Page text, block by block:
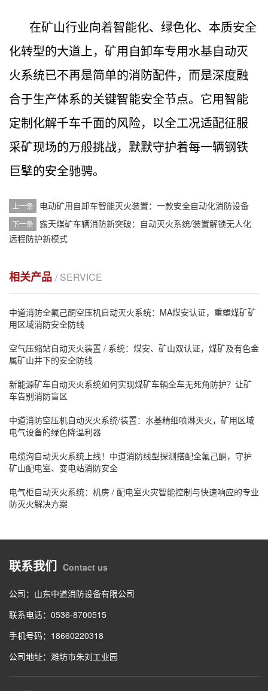
在矿山行业向着智能化、绿色化、本质安全
化转型的大道上，矿用自卸车专用水基自动灭
火系统已不再是简单的消防配件，而是深度融
合于生产体系的关键智能安全节点。它用智能
定制化解千车千面的风险，以全工况适配征服
采矿现场的万般挑战，默默守护着每一辆钢铁
巨擘的安全驰骋。
上一条 电动矿用自卸车智能灭火装置：一款安全自动化消防设备
下一条
露天煤矿车辆消防新突破：自动灭火系统/装置解锁无人化
远程防护新模式
相关产品 / SERVICE
中道消防全氟己酮空压机自动灭火系统：MA煤安认证，重塑煤矿矿
用区域消防安全防线
空气压缩站自动灭火装置 / 系统：煤安、矿山双认证，煤矿及有色金
属矿山井下的安全防线‍
新能源矿车自动灭火系统如何实现煤矿车辆全车无死角防护？让矿
车告别消防盲区
中道消防空压机自动灭火系统/装置：水基精细喷淋灭火，矿用区域
电气设备的绿色降温利器
电缆沟自动灭火系统上线！中道消防线型探测搭配全氟己酮，守护
矿山配电室、变电站消防安全
电气柜自动灭火系统：机房 / 配电室火灾智能控制与快速响应的专业
防灭火解决方案
联系我们 Contact us
公司：山东中道消防设备有限公司
联系电话：0536-8700515
手机号码：18660220318
公司地址：潍坊市朱刘工业园